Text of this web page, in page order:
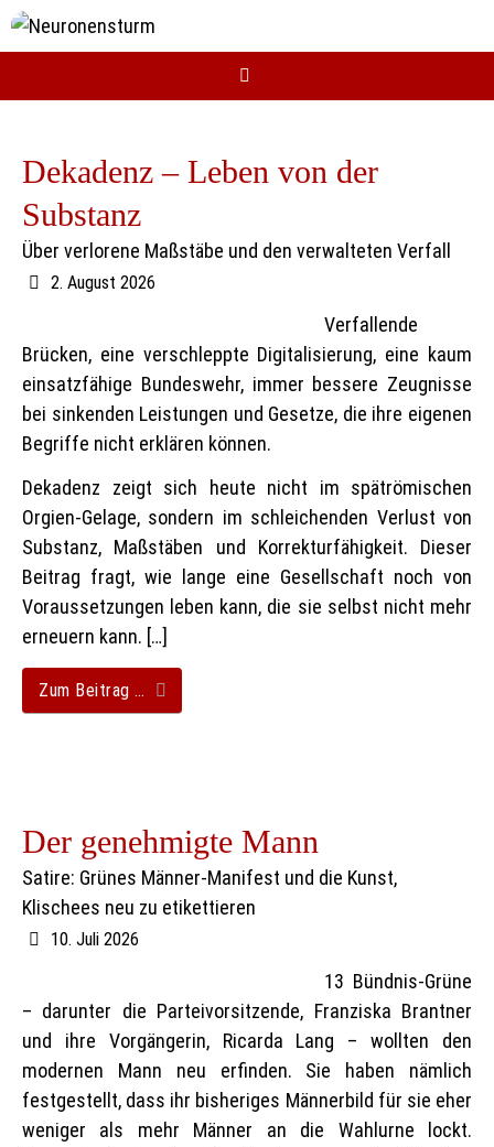
Zum
Dekadenz – Leben von der
Substanz
Über verlorene Maßstäbe und den verwalteten Verfall
2. August 2026
Verfallende
Brücken, eine verschleppte Digitalisierung, eine kaum
einsatzfähige Bundeswehr, immer bessere Zeugnisse
bei sinkenden Leistungen und Gesetze, die ihre eigenen
Begriffe nicht erklären können.
Dekadenz zeigt sich heute nicht im spätrömischen
Orgien-Gelage, sondern im schleichenden Verlust von
Substanz, Maßstäben und Korrekturfähigkeit. Dieser
Beitrag fragt, wie lange eine Gesellschaft noch von
Voraussetzungen leben kann, die sie selbst nicht mehr
erneuern kann. […]
Zum Beitrag …
Der genehmigte Mann
Satire: Grünes Männer-Manifest und die Kunst,
Klischees neu zu etikettieren
10. Juli 2026
13 Bündnis-Grüne
– darunter die Parteivorsitzende, Franziska Brantner
und ihre Vorgängerin, Ricarda Lang – wollten den
modernen Mann neu erfinden. Sie haben nämlich
festgestellt, dass ihr bisheriges Männerbild für sie eher
weniger als mehr Männer an die Wahlurne lockt.